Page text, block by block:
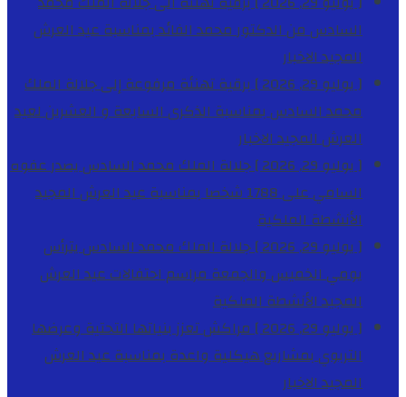
السادس من الدكتور محمد الفائد بمناسبة عيد العرش
المجيدالاخبار
[ يوليو 29, 2026 ]
برقية تهنئة مرفوعة إلى جلالة الملك
محمد السادس بمناسبة الذكرى السابعة و العشرين لعيد
العرش المجيدالاخبار
[ يوليو 29, 2026 ]
جلالة الملك محمد السادس يصدر عفوه
السامي على 1788 شخصا بمناسبة عيد العرش المجيد
الأنشطة الملكية
[ يوليو 29, 2026 ]
جلالة الملك محمد السادس يترأس
يومي الخميس والجمعة مراسم احتفالات عيد العرش
المجيدالأنشطة الملكية
[ يوليو 29, 2026 ]
مراكش تعزز بنياتها التحتية وعرضها
التربوي بمشاريع هيكلية واعدة بمناسبة عيد العرش
المجيدالاخبار